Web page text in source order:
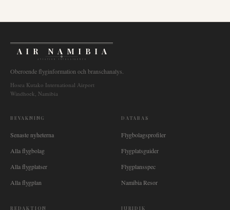
AIR NAMIBIA
AVIATION INTELLIGENCE
Oberoende flyginformation och branschanalys.
Hosea Kutako International Airport
Windhoek, Namibia
BEVAKNING
Senaste nyheterna
Alla flygbolag
Alla flygplatser
Alla flygplan
DATABAS
Flygbolagsprofiler
Flygplatsguider
Flygplansspec
Namibia Resor
REDAKTION JURIDIK